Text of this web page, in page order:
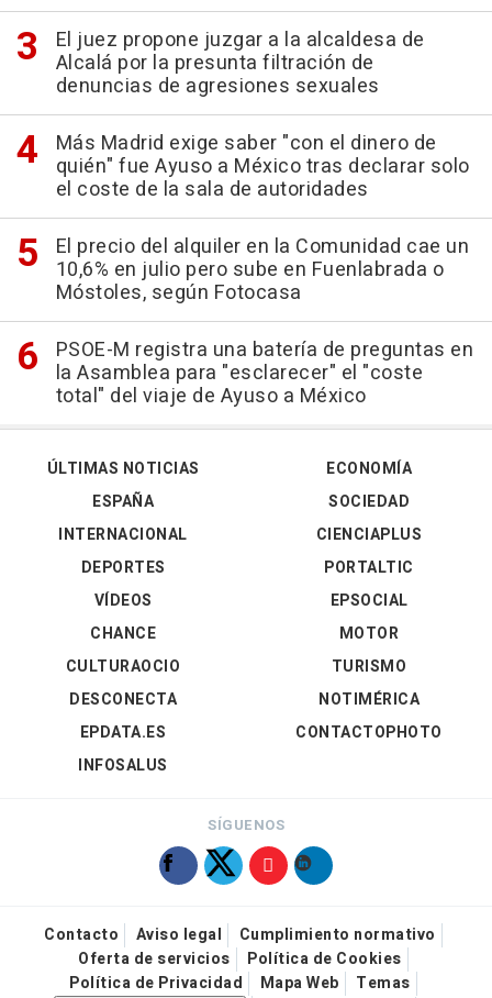
El juez propone juzgar a la alcaldesa de
Alcalá por la presunta filtración de
denuncias de agresiones sexuales
Más Madrid exige saber "con el dinero de
quién" fue Ayuso a México tras declarar solo
el coste de la sala de autoridades
El precio del alquiler en la Comunidad cae un
10,6% en julio pero sube en Fuenlabrada o
Móstoles, según Fotocasa
PSOE-M registra una batería de preguntas en
la Asamblea para "esclarecer" el "coste
total" del viaje de Ayuso a México
ÚLTIMAS NOTICIAS
ESPAÑA
INTERNACIONAL
DEPORTES
VÍDEOS
ECONOMÍA
SOCIEDAD
CIENCIAPLUS
PORTALTIC
EPSOCIAL
CHANCE
CULTURAOCIO
DESCONECTA
EPDATA.ES
INFOSALUS
MOTOR
TURISMO
NOTIMÉRICA
CONTACTOPHOTO
SÍGUENOS
Contacto Aviso legal
Cumplimiento normativo
Oferta de servicios
Política de Cookies
Política de Privacidad
Mapa Web
Temas